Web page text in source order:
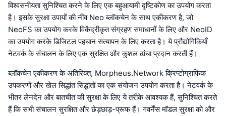
विश्वसनीयता सुनिश्चित करने के लिए एक बहुआयामी दृष्टिकोण का उपयोग करता
है। इसके सुरक्षा उपायों की नींव Neo ब्लॉकचेन के साथ एकीकरण है, जो
NeoFS का उपयोग करके विकेंद्रीकृत संग्रहण समाधानों के लिए और NeoID
का उपयोग करके डिजिटल पहचान सत्यापन के लिए करता है। ये प्रौद्योगिकियाँ
नेटवर्क के संचालन के लिए एक सुरक्षित और कुशल ढांचा प्रदान करती हैं।
ब्लॉकचेन एकीकरण के अतिरिक्त, Morpheus.Network क्रिप्टोग्राफिक
उपकरणों और खेल सिद्धांत सिद्धांतों का एक संयोजन उपयोग करता है। नेटवर्क के
भीतर लेनदेन और बातचीत की सुरक्षा के लिए ये तरीके आवश्यक हैं, सुनिश्चित करते
हैं कि सभी संचालन सुरक्षित और छेड़छाड़-प्रूफ हैं। गवर्नेंस मॉडल सुरक्षा को और